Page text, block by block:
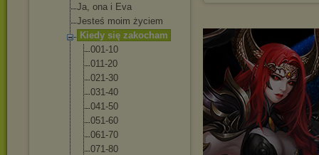
Ja, ona i Eva
Jesteś moim życiem
Kiedy się zakocham
001-10
011-20
021-30
031-40
041-50
051-60
061-70
071-80